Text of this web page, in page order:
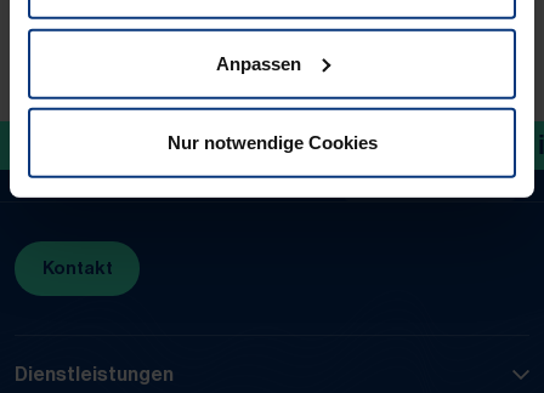
wir verwenden dürfen. Natürlich haben Sie jederzeit die
Anpassen
Nur notwendige Cookies
Together in motion. Together
Startseite Dienstleistungen Logistik Motorrad-Logistik
Kontakt
Dienstleistungen